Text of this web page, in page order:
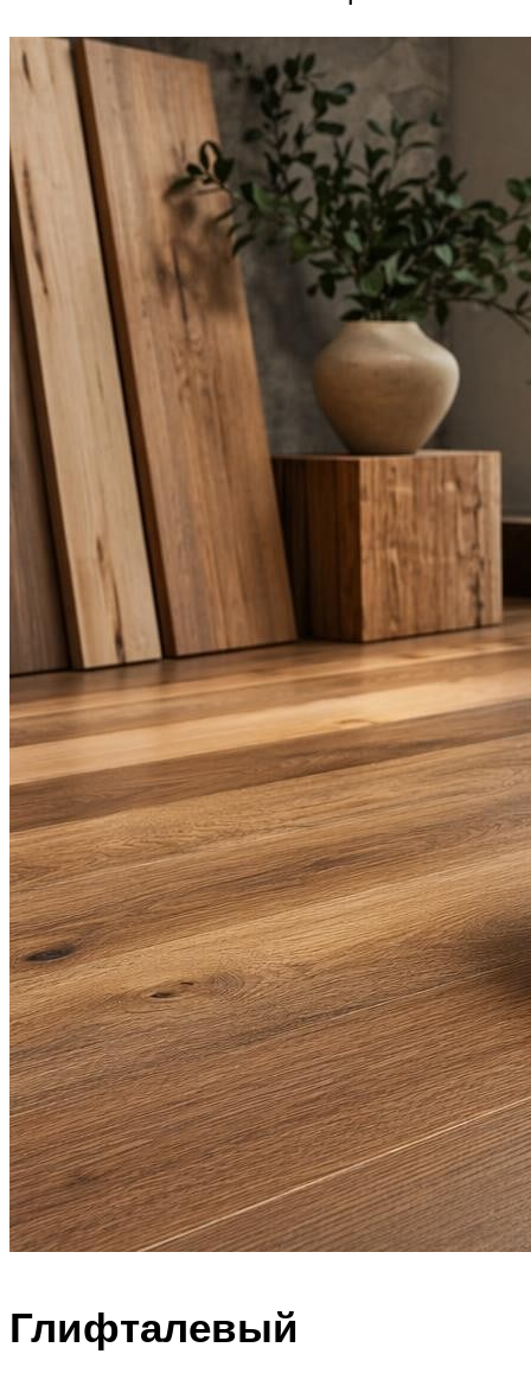
Глифталевый